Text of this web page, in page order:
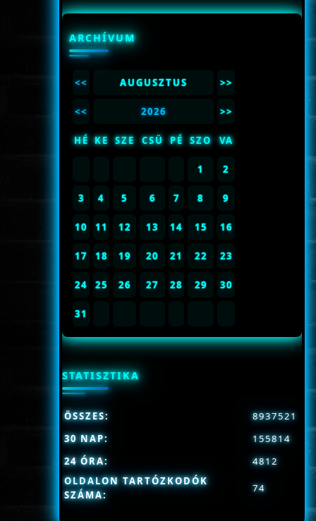
ARCHÍVUM
<< AUGUSZTUS >>
<< 2026 >>
HÉ KE SZE CSÜ PÉ SZO VA
1 2
3 4 5 6 7 8 9
10 11 12 13 14 15 16
17 18 19 20 21 22 23
24 25 26 27 28 29 30
31
STATISZTIKA
OLDALON TARTÓZKODÓK
SZÁMA:
74
ÖSSZES:
8937521
30 NAP:
155814
24 ÓRA:
4812